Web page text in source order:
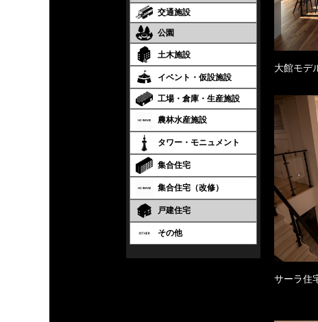
交通施設
公園
土木施設
イベント・仮設施設
工場・倉庫・生産施設
農林水産施設
タワー・モニュメント
集合住宅
集合住宅（改修）
戸建住宅
その他
大館モデ
サーラ住